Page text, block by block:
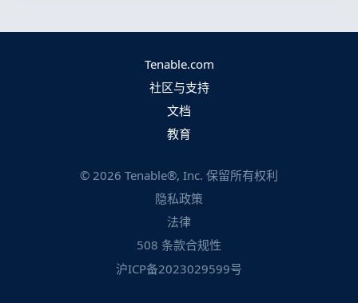
Tenable.com
社区与支持
文档
教育
© 2026 Tenable®, Inc. 保留所有权利
隐私政策
法律
508 条款合规性
沪ICP备2023029599号